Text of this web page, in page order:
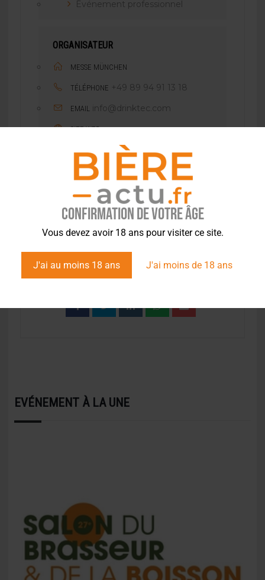
Confirmation de votre âge
Vous devez avoir 18 ans pour visiter ce site.
J'ai au moins 18 ans J'ai moins de 18 ans
Événement professionnel
ORGANISATEUR
MESSE MÜNCHEN
TÉLÉPHONE +49 89 94 91 13 18
EMAIL info@drinktec.com
SITE WEB
https://drinktec.com/en/
Site officiel
PARTAGEZ CET ÉVÉNEMENT
EVÉNEMENT À LA UNE